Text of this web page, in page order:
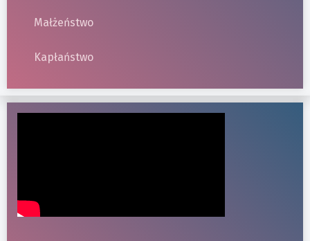
Małżeństwo
Kapłaństwo